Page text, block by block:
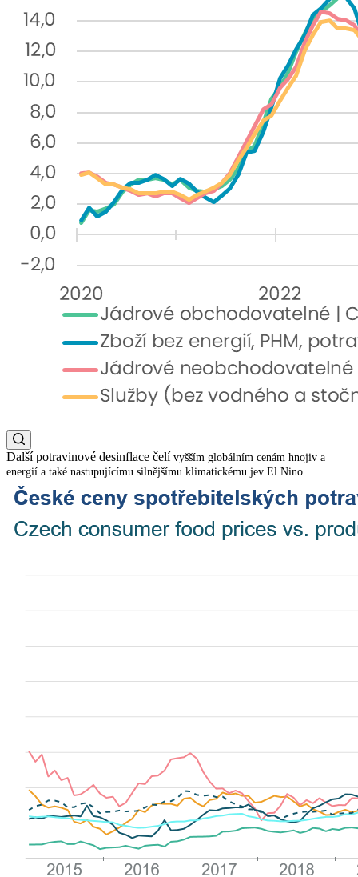
Další potravinové desinflace čelí vyšším globálním cenám hnojiv a
energií a také nastupujícímu silnějšímu klimatickému jev El Nino